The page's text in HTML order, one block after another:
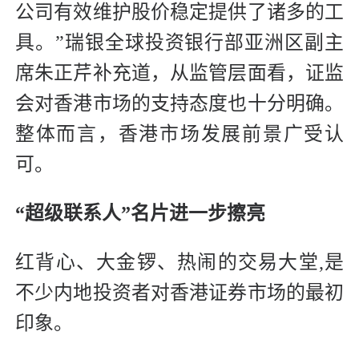
公司有效维护股价稳定提供了诸多的工
具。”瑞银全球投资银行部亚洲区副主
席朱正芹补充道，从监管层面看，证监
会对香港市场的支持态度也十分明确。
整体而言，香港市场发展前景广受认
可。
“超级联系人”名片进一步擦亮
红背心、大金锣、热闹的交易大堂,是
不少内地投资者对香港证券市场的最初
印象。